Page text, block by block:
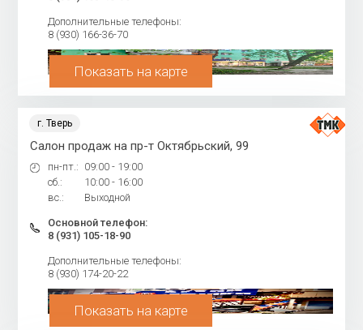
Дополнительные телефоны:
8 (930) 166-36-70
Показать на карте
г. Тверь
Салон продаж на пр-т Октябрьский, 99
пн-пт.: 09:00 - 19:00
сб.:
10:00 - 16:00
вс.:
Выходной
Основной телефон:
8 (931) 105-18-90
Дополнительные телефоны:
8 (930) 174-20-22
Показать на карте